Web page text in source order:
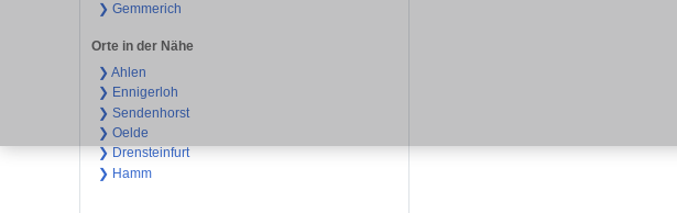
❯ Gemmerich
Orte in der Nähe
❯ Ahlen
❯ Ennigerloh
❯ Sendenhorst
❯ Oelde
❯ Drensteinfurt
❯ Hamm